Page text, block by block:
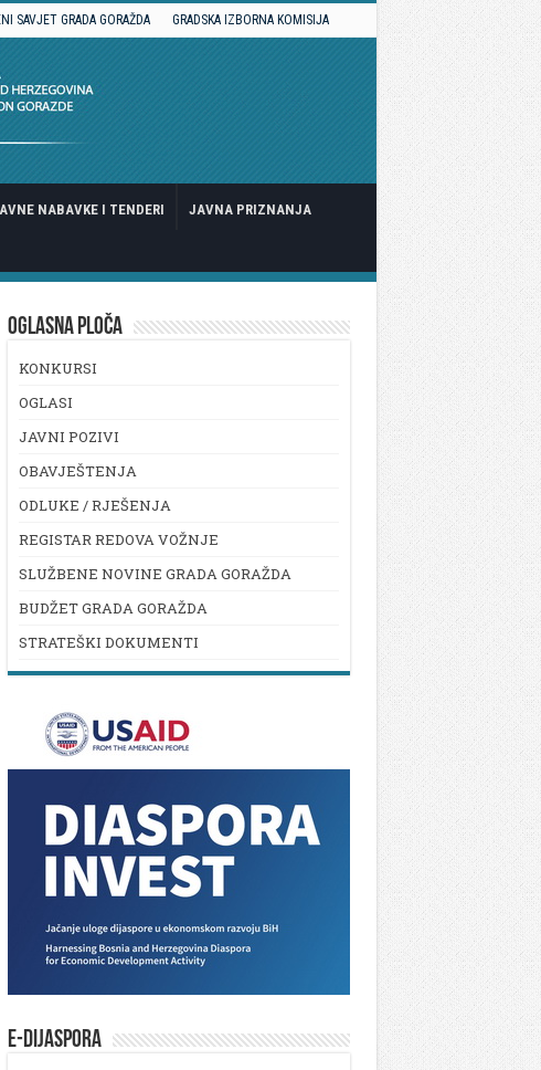
SAVJET GRADA GORAŽDA GRADSKA IZBORNA KOMISIJA
NABAVKE I TENDERI JAVNA PRIZNANJA
OGLASNA PLOČA
KONKURSI
OGLASI
JAVNI POZIVI
OBAVJEŠTENJA
ODLUKE / RJEŠENJA
REGISTAR REDOVA VOŽNJE
SLUŽBENE NOVINE GRADA GORAŽDA
BUDŽET GRADA GORAŽDA
STRATEŠKI DOKUMENTI
E-DIJASPORA